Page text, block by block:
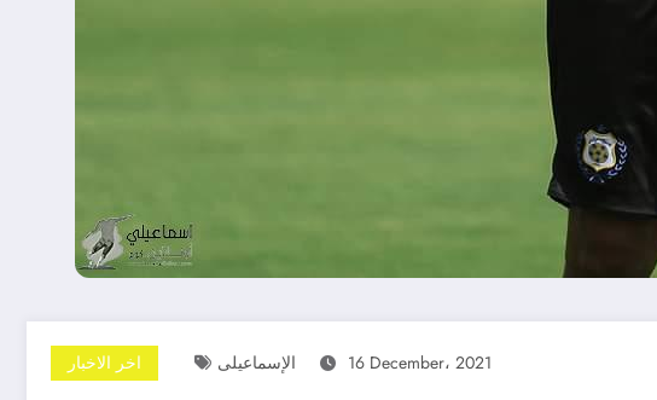
اخر الاخبار الإسماعيلى 16 December، 2021